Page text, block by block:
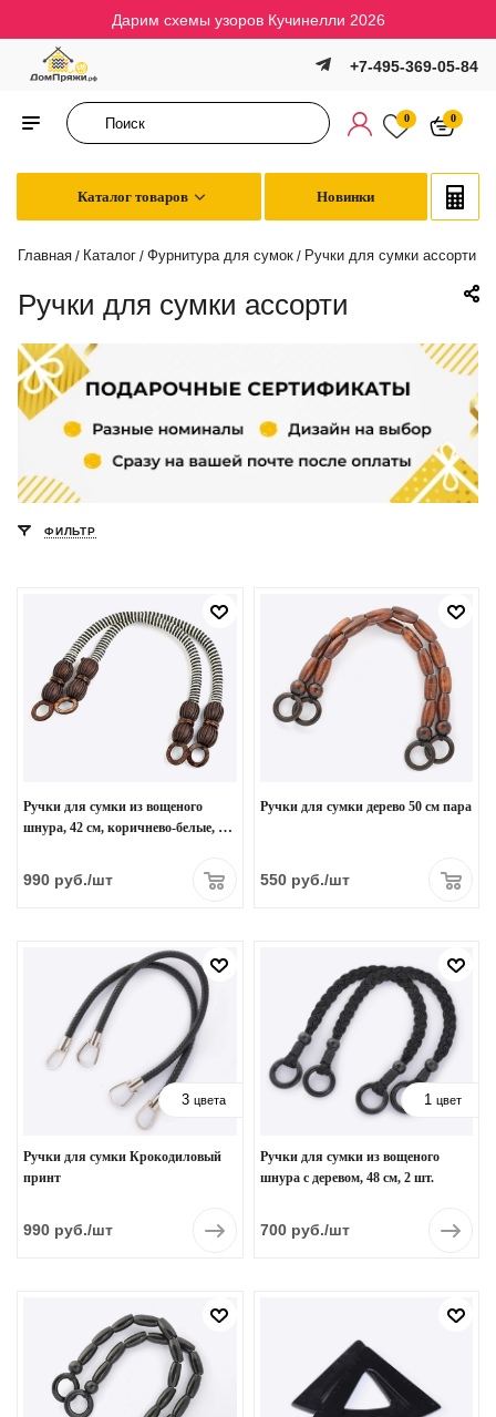
Дарим схемы узоров Кучинелли 2026
+7-495-369-05-84
0 0
Каталог товаров Новинки
Главная / Каталог / Фурнитура для сумок / Ручки для сумки ассорти
Ручки для сумки ассорти
ФИЛЬТР
Ручки для сумки из вощеного
шнура, 42 см, коричнево-белые, 2
990 руб./шт
Ручки для сумки дерево 50 см пара
550руб./шт
3 цвета
Ручки для сумки Крокодиловый
принт
990 руб./шт
1 цвет
Ручки для сумки из вощеного
шнура с деревом, 48 см, 2 шт.
700руб./шт